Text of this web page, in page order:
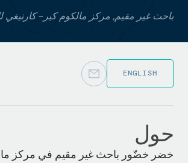
باحث غير مقيم, مركز مالكوم كير–
ENGLISH
حول
خضر خضّور باحث غير مقيم في مركز